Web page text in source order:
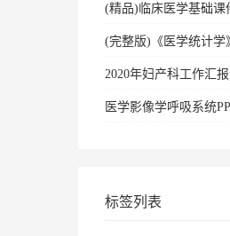
(精品)临床医学基础课
(完整版)《医学统计学
2020年妇产科工作汇
医学影像学呼吸系统
标签列表